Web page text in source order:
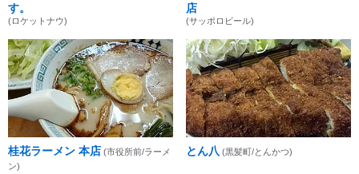
す。
(ロケットナウ)
店
(サッポロビール)
桂花ラーメン 本店 (市役所前/ラーメ
ン)
とん八 (黒髪町/とんかつ)